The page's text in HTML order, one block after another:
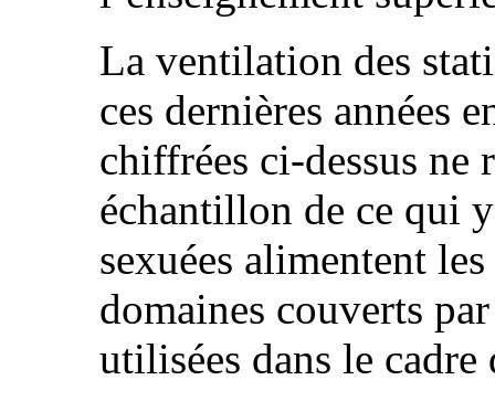
La ventilation des
ces dernières années
chiffrées ci-dessus ne
échantillon de ce qui
sexuées alimentent
domaines couverts
utilisées dans le